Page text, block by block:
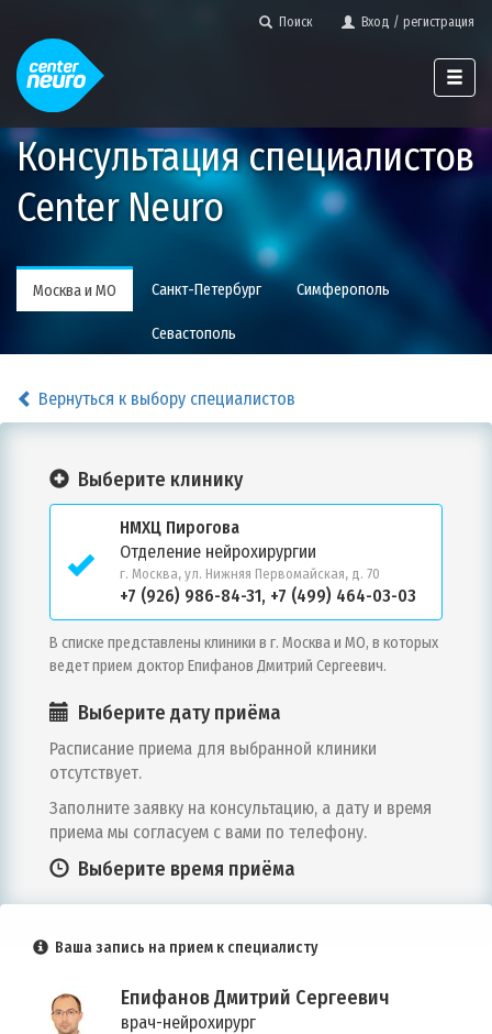
Поиск Вход / регистрация
Консультация специалистов
Center Neuro
Москва и МО Санкт-Петербург Симферополь
Севастополь
Вернуться к выбору специалистов
Выберите клинику
НМХЦ Пирогова
Отделение нейрохирургии
г. Москва, ул. Нижняя Первомайская, д. 70
+7 (926) 986-84-31, +7 (499) 464-03-03
В списке представлены клиники в г. Москва и МО, в которых
ведет прием доктор Епифанов Дмитрий Сергеевич.
Выберите дату приёма
Расписание приема для выбранной клиники
отсутствует.
Заполните заявку на консультацию, а дату и время
приема мы согласуем с вами по телефону.
Выберите время приёма
Ваша запись на прием к специалисту
Епифанов Дмитрий Сергеевич
врач-нейрохирург